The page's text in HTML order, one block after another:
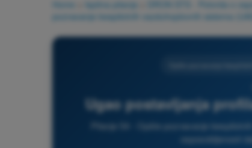
Home Ispitna pitanja DRON STS - Potvrda o
poznavanje bespilotnih vazduhoplovnih sistema (UAS)
Ugao postavljanja
Pitanje 54 - Opšte poznavanje
osposobljenosti